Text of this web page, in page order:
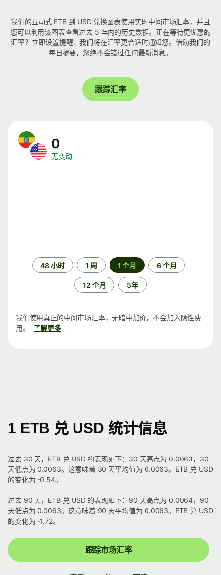
我们的互动式 ETB 到 USD 兑换图表使用实时中间市场汇率，并且
您可以利用该图表查看过去 5 年内的历史数据。正在等待更优惠的
汇率？立即设置提醒，我们将在汇率更合适时通知您。借助我们的
每日摘要，您绝不会错过任何最新消息。
跟踪汇率
0
无变动
48 小时 1 周 1 个月 6 个月
12 个月 5年
我们使用真正的中间市场汇率，无暗中加价，不会加入隐性费
用。
了解更多
1 ETB 兑 USD 统计信息
过去 30 天，ETB 兑 USD 的表现如下：30 天高点为 0.0063，30
天低点为 0.0063。这意味着 30 天平均值为 0.0063。ETB 兑 USD
的变化为 -0.54。
过去 90 天，ETB 兑 USD 的表现如下：90 天高点为 0.0064，90
天低点为 0.0063。这意味着 90 天平均值为 0.0063。ETB 兑 USD
的变化为 -1.72。
跟踪市场汇率